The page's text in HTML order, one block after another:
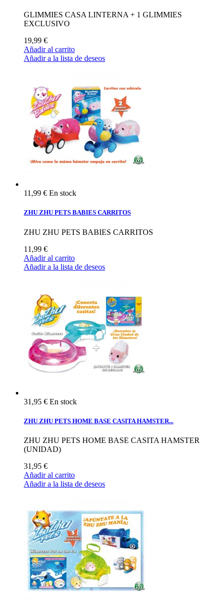
GLIMMIES CASA LINTERNA + 1 GLIMMIES
EXCLUSIVO
19,99 €
Añadir al carrito
Añadir a la lista de deseos
11,99 € En stock
ZHU ZHU PETS BABIES CARRITOS
ZHU ZHU PETS BABIES CARRITOS
11,99 €
Añadir al carrito
Añadir a la lista de deseos
31,95 € En stock
ZHU ZHU PETS HOME BASE CASITA HAMSTER...
ZHU ZHU PETS HOME BASE CASITA HAMSTER
(UNIDAD)
31,95 €
Añadir al carrito
Añadir a la lista de deseos